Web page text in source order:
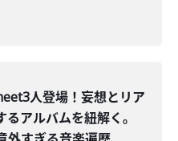
人登場！妄想とリア
るアルバムを紐解く。